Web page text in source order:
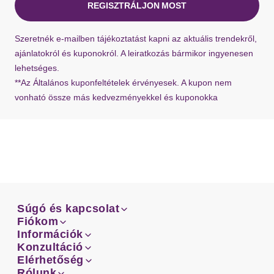
bármikor kérhet újat ügyfélszolgálatunktól.
REGISZTRÁLJON MOST
Szeretnék e-mailben tájékoztatást kapni az aktuális trendekről,
ajánlatokról és kuponokról. A leiratkozás bármikor ingyenesen
lehetséges.
**Az Általános kuponfeltételek érvényesek. A kupon nem
vonható össze más kedvezményekkel és kuponokka
Súgó és kapcsolat
Email
Facebook
Súgó és kapcsolat
Email
Facebook
Fiókom
Rendeléseid
Fiókom
Rendeléseid
Információk
Szállítás
Információk
Szállítás
Konzultáció
Mérettanácsadó
Konzultáció
Elérhetőség
Elérhetőség